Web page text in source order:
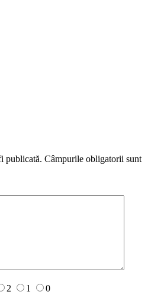
publicată. Câmpurile obligatorii sunt
2 1 0